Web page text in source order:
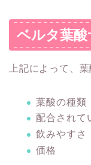
ベルタ葉
上記によって、
葉酸の種類
配合されて
飲みやすさ
価格